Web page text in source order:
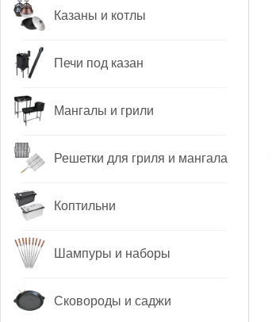
Казаны и котлы
Печи под казан
Мангалы и грили
Решетки для гриля и мангала
Коптильни
Шампуры и наборы
Сковороды и саджи